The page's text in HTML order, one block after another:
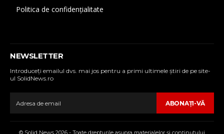
Politica de confidențialitate
NEWSLETTER
Introduceţi emailul dvs. mai jos pentru a primi ultimele ştiri de pe site-
ul SolidNews.ro
ABONAŢI-VĂ
© Solid News 2026 - Toate drepturile asupra materialelor şi conţinutului